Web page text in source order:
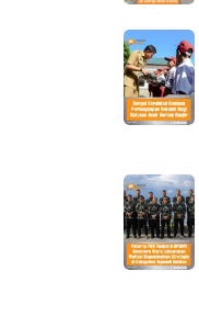
Konsumen
Sudah
MK
pada
saat
tanjakan
di
simpang
dijalan
Tritura
Wabup
Sergai
Serahkan
Bantuan
Sekolah
Bagi
Ratusan
Anak
Peserta
PKN
Tingkat
II